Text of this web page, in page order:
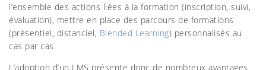
l’ensemble des actions liées à la formation (inscription, suivi,
évaluation), mettre en place des parcours de formations
(présentiel, distanciel, Blended Learning) personnalisés au
cas par cas.
L’adoption d’un LMS présente donc de nombreux avantages